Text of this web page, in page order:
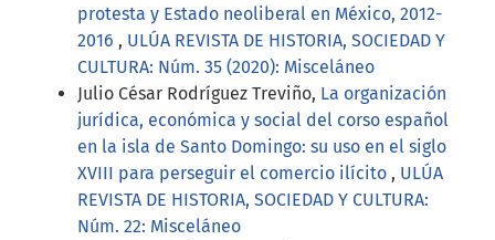
protesta y Estado neoliberal en México, 2012-
2016 , ULÚA REVISTA DE HISTORIA, SOCIEDAD Y
CULTURA: Núm. 35 (2020): Misceláneo
Julio César Rodríguez Treviño, La organización
jurídica, económica y social del corso español
en la isla de Santo Domingo: su uso en el siglo
XVIII para perseguir el comercio ilícito , ULÚA
REVISTA DE HISTORIA, SOCIEDAD Y CULTURA:
Núm. 22: Misceláneo